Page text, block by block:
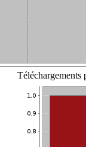
Téléchargements